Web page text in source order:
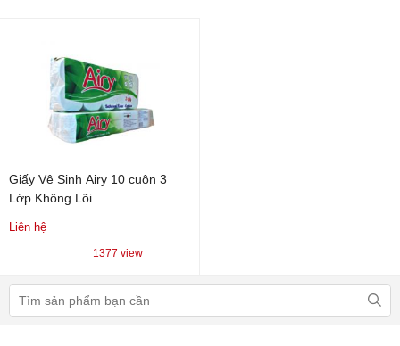
Giấy Vệ Sinh Airy 10 cuộn 3
Lớp Không Lõi
Liên hệ
1377 view